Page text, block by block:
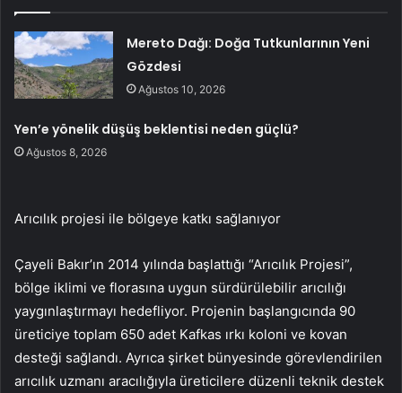
Mereto Dağı: Doğa Tutkunlarının Yeni
Gözdesi
Ağustos 10, 2026
Yen’e yönelik düşüş beklentisi neden güçlü?
Ağustos 8, 2026
Arıcılık projesi ile bölgeye katkı sağlanıyor
Çayeli Bakır’ın 2014 yılında başlattığı “Arıcılık Projesi”,
bölge iklimi ve florasına uygun sürdürülebilir arıcılığı
yaygınlaştırmayı hedefliyor. Projenin başlangıcında 90
üreticiye toplam 650 adet Kafkas ırkı koloni ve kovan
desteği sağlandı. Ayrıca şirket bünyesinde görevlendirilen
arıcılık uzmanı aracılığıyla üreticilere düzenli teknik destek